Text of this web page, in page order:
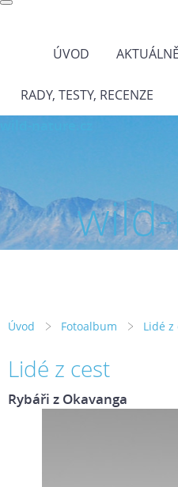
ÚVOD AKTUÁLNĚ
RADY, TESTY, RECENZE
Úvod Fotoalbum Lidé z
Lidé z cest
Rybáři z Okavanga